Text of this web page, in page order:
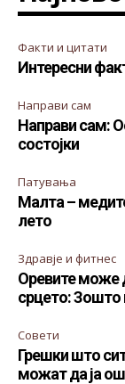
Факти и цитати
Интересни
Направи сам
Направи сам:
состојки
Патувања
Малта –
лето
Здравје и фитнес
Оревите може
срцето: Зошто
Совети
Грешки што
можат да ја